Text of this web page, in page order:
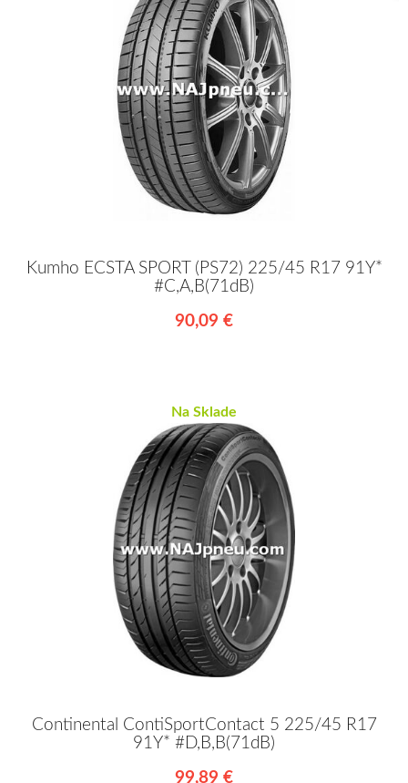
Kumho ECSTA SPORT (PS72) 225/45 R17 91Y*
#C,A,B(71dB)
90,09 €
Na Sklade
Continental ContiSportContact 5 225/45 R17
91Y* #D,B,B(71dB)
99,89 €